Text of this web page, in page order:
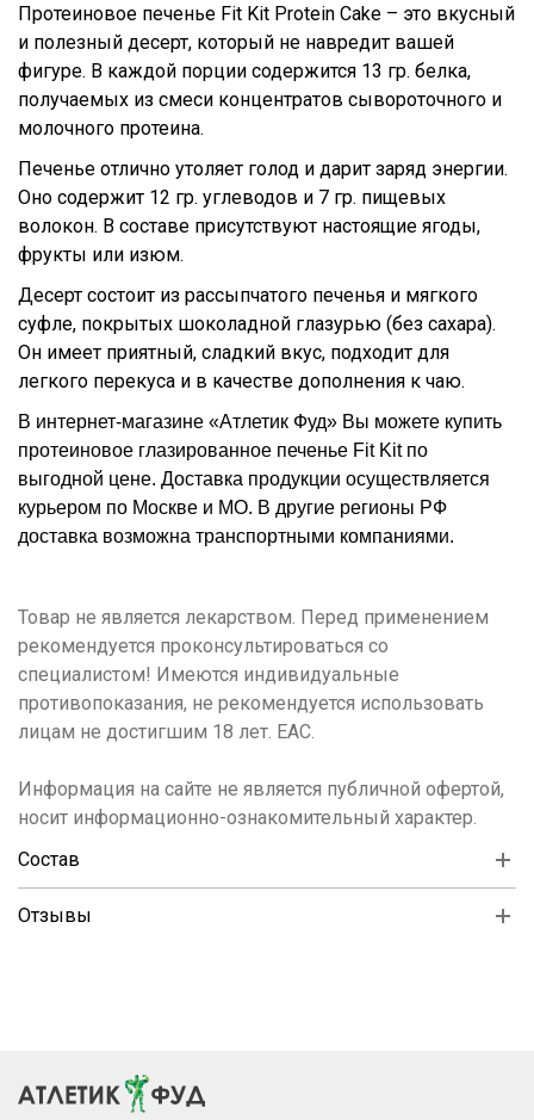
Протеиновое печенье Fit Kit Protein Cake – это вкусный
и полезный десерт, который не навредит вашей
фигуре. В каждой порции содержится 13 гр. белка,
получаемых из смеси концентратов сывороточного и
молочного протеина.
Печенье отлично утоляет голод и дарит заряд энергии.
Оно содержит 12 гр. углеводов и 7 гр. пищевых
волокон. В составе присутствуют настоящие ягоды,
фрукты или изюм.
Десерт состоит из рассыпчатого печенья и мягкого
суфле, покрытых шоколадной глазурью (без сахара).
Он имеет приятный, сладкий вкус, подходит для
легкого перекуса и в качестве дополнения к чаю.
В интернет-магазине «Атлетик Фуд» Вы можете купить
протеиновое глазированное печенье Fit Kit по
выгодной цене. Доставка продукции осуществляется
курьером по Москве и МО. В другие регионы РФ
доставка возможна транспортными компаниями.
Товар не является лекарством. Перед применением
рекомендуется проконсультироваться со
специалистом! Имеются индивидуальные
противопоказания, не рекомендуется использовать
лицам не достигшим 18 лет. ЕАС.
Информация на сайте не является публичной офертой,
носит информационно-ознакомительный характер.
Состав
Отзывы